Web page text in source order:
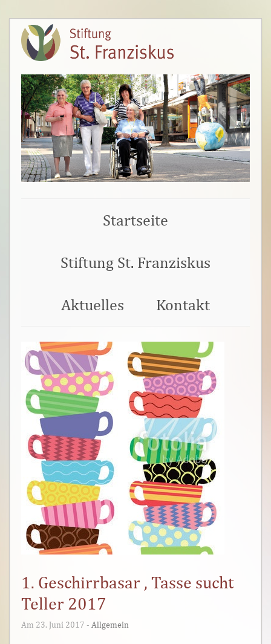
Startseite
Stiftung St. Franziskus
Aktuelles Kontakt
1. Geschirrbasar , Tasse sucht
Teller 2017
Am 23. Juni 2017 - Allgemein